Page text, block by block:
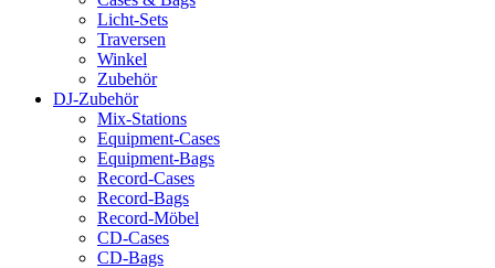
Licht-Sets
Traversen
Winkel
Zubehör
DJ-Zubehör
Mix-Stations
Equipment-Cases
Equipment-Bags
Record-Cases
Record-Bags
Record-Möbel
CD-Cases
CD-Bags